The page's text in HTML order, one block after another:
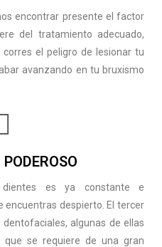
encontrar presente el factor
del tratamiento adecuado,
el peligro de lesionar tu
avanzando en tu bruxismo
es ya constante e
encuentras despierto. El tercer
algunas de ellas
se requiere de una gran